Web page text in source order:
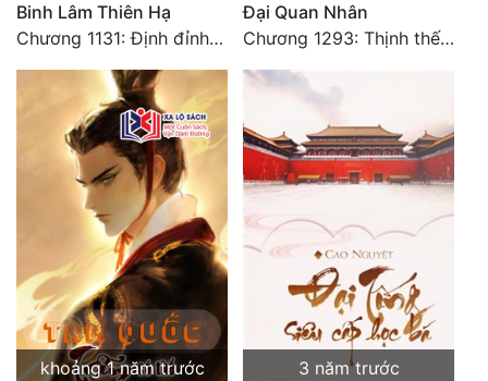
Binh Lâm Thiên Hạ
Chương 1131: Định đỉnh thiên hạ (HẾT)
Đại Quan Nhân
Chương 1293: Thịnh thế Bạch Liên. Hết.
khoảng 1 năm trước
3 năm trước